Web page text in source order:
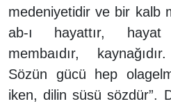
medeniyetidir ve bir kalb
ab-ı hayattır, hayat
membaıdır,
Sözün gücü hep
iken, dilin süsü sözdür”.